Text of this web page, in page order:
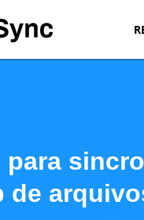
para
de